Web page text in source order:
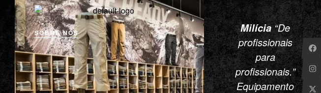
SOBRE NÓS Milícia“De
profissionais
para
profissionais.”
Equipamento